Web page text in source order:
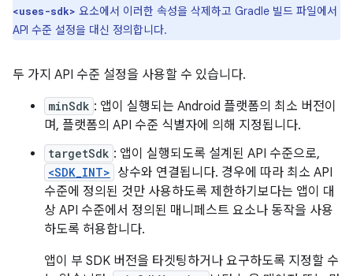
<uses-sdk> 요소에서 이러한 속성을 삭제하고 Gradle 빌드 파일에서
API 수준 설정을 대신 정의합니다.
두 가지 API 수준 설정을 사용할 수 있습니다.
minSdk : 앱이 실행되는 Android 플랫폼의 최소 버전이
며, 플랫폼의 API 수준 식별자에 의해 지정됩니다.
targetSdk : 앱이 실행되도록 설계된 API 수준으로,
<SDK_INT> 상수와 연결됩니다. 경우에 따라 최소 API
수준에 정의된 것만 사용하도록 제한하기보다는 앱이 대
상 API 수준에서 정의된 매니페스트 요소나 동작을 사용
하도록 허용합니다.
앱이 부 SDK 버전을 타겟팅하거나 요구하도록 지정할 수